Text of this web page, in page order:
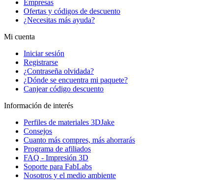
Empresas
Ofertas y códigos de descuento
¿Necesitas más ayuda?
Mi cuenta
Iniciar sesión
Registrarse
¿Contraseña olvidada?
¿Dónde se encuentra mi paquete?
Canjear código descuento
Información de interés
Perfiles de materiales 3DJake
Consejos
Cuanto más compres, más ahorrarás
Programa de afiliados
FAQ - Impresión 3D
Soporte para FabLabs
Nosotros y el medio ambiente